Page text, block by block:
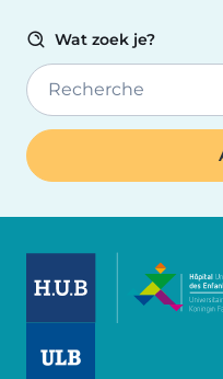
Wat zoek je?
Recherche